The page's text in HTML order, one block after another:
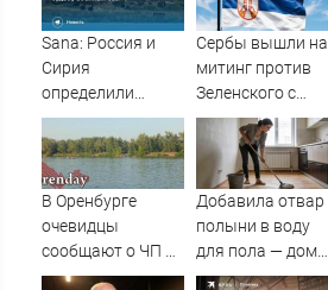
Sana: Россия и
Сирия
определили
судьбу военных
баз
Сербы вышли на
митинг против
Зеленского с
портретами
Путина
В Оренбурге
очевидцы
сообщают о ЧП на
озере Старица
Добавила отвар
полыни в воду
для пола — дом
наполнился